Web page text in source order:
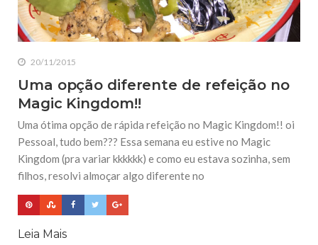
20/11/2015
Uma opção diferente de refeição no
Magic Kingdom!!
Uma ótima opção de rápida refeição no Magic Kingdom!! oi
Pessoal, tudo bem??? Essa semana eu estive no Magic
Kingdom (pra variar kkkkkk) e como eu estava sozinha, sem
filhos, resolvi almoçar algo diferente no
Leia Mais